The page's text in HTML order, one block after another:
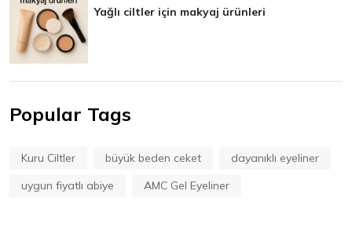
Yağlı ciltler için makyaj ürünleri
Popular Tags
Kuru Ciltler büyük beden ceket
dayanıklı eyeliner
uygun fiyatlı abiye
AMC Gel Eyeliner